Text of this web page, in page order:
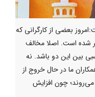
بعضی از کارگرانی که
شده است. اصلا مخالف
بین این دو باشد. نه
ما در حال خروج از
چون افزایش